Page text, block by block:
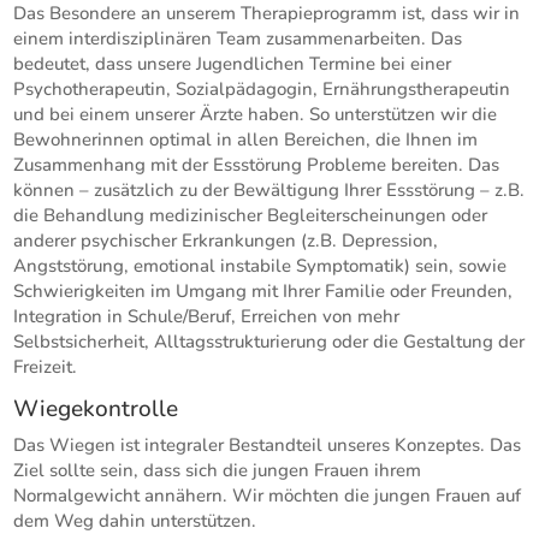
Das Besondere an unserem Therapieprogramm ist, dass wir in
einem interdisziplinären Team zusammenarbeiten. Das
bedeutet, dass unsere Jugendlichen Termine bei einer
Psychotherapeutin, Sozialpädagogin, Ernährungstherapeutin
und bei einem unserer Ärzte haben. So unterstützen wir die
Bewohnerinnen optimal in allen Bereichen, die Ihnen im
Zusammenhang mit der Essstörung Probleme bereiten. Das
können – zusätzlich zu der Bewältigung Ihrer Essstörung – z.B.
die Behandlung medizinischer Begleiterscheinungen oder
anderer psychischer Erkrankungen (z.B. Depression,
Angststörung, emotional instabile Symptomatik) sein, sowie
Schwierigkeiten im Umgang mit Ihrer Familie oder Freunden,
Integration in Schule/Beruf, Erreichen von mehr
Selbstsicherheit, Alltagsstrukturierung oder die Gestaltung der
Freizeit.
Wiegekontrolle
Das Wiegen ist integraler Bestandteil unseres Konzeptes. Das
Ziel sollte sein, dass sich die jungen Frauen ihrem
Normalgewicht annähern. Wir möchten die jungen Frauen auf
dem Weg dahin unterstützen.